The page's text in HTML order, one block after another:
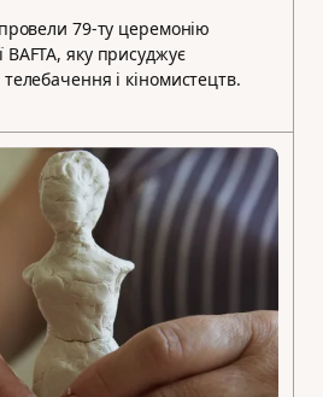
79-ту церемонію
яку присуджує
і кіномистецтв.